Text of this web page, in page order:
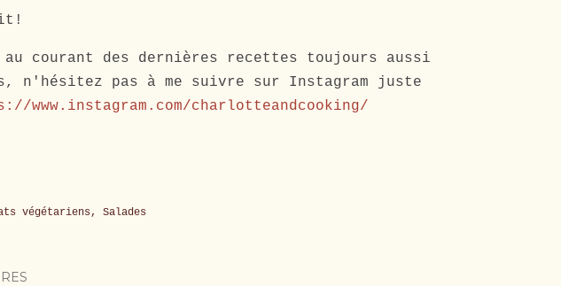
au courant des dernières recettes toujours aussi
n'hésitez pas à me suivre sur Instagram juste
www.instagram.com/charlotteandcooking/
végétariens Salades